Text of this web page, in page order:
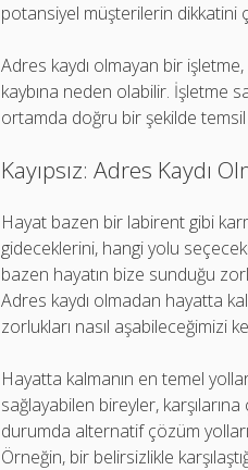
potansiyel müşterilerin dikkatini
Adres kaydı olmayan bir
kaybına neden olabilir. İşletme
ortamda doğru bir şekilde temsil
Kayıpsız: Adres Kaydı
Hayat bazen bir labirent gibi
gideceklerini, hangi yolu
bazen hayatın bize sunduğu
Adres kaydı olmadan hayatta
zorlukları nasıl aşabileceğimizi
Hayatta kalmanın en temel
sağlayabilen bireyler,
durumda alternatif çözüm
Örneğin, bir belirsizlikle